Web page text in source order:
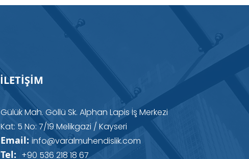
İLETİŞİM
Gülük Mah. Göllü Sk. Alphan Lapis İş Merkezi
Kat: 5 No: 7/19 Melikgazi / Kayseri
Email: info@varalmuhendislik.com
Tel: +90 536 218 18 67